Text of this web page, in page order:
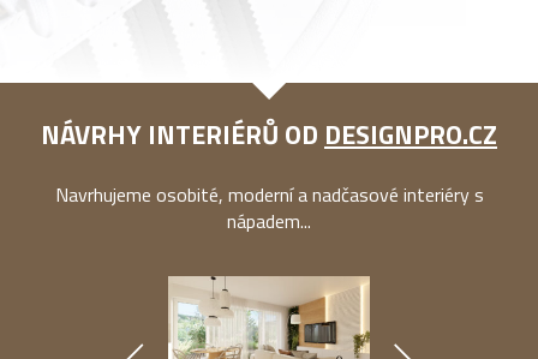
NÁVRHY INTERIÉRŮ OD DESIGNPRO.CZ
Navrhujeme osobité, moderní a nadčasové interiéry s
nápadem...